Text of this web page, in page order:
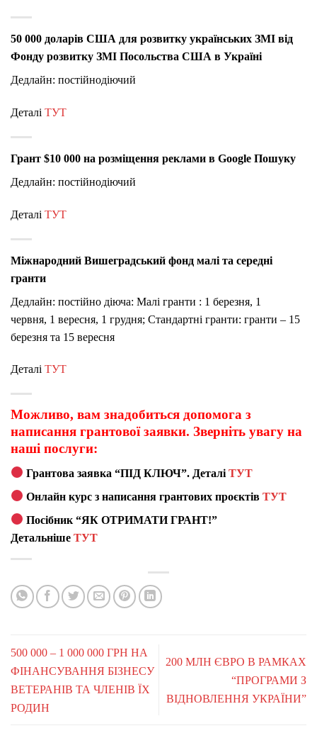
50 000 доларів США для розвитку українських ЗМІ від
Фонду розвитку ЗМІ Посольства США в Україні
Дедлайн: постійнодіючий
Деталі ТУТ
Грант $10 000 на розміщення реклами в Google Пошуку
Дедлайн: постійнодіючий
Деталі ТУТ
Міжнародний Вишеградський фонд малі та середні
гранти
Дедлайн: постійно діюча: Малі гранти : 1 березня, 1
червня, 1 вересня, 1 грудня; Стандартні гранти: гранти – 15
березня та 15 вересня
Деталі ТУТ
Можливо, вам знадобиться допомога з
написання грантової заявки. Зверніть увагу на
наші послуги:
Грантова заявка “ПІД КЛЮЧ”. ДеталіТУТ
Онлайн курс з написання грантових проєктівТУТ
Посібник “ЯК ОТРИМАТИ ГРАНТ!”
Детальніше ТУТ
500 000 – 1 000 000 ГРН НА
ФІНАНСУВАННЯ БІЗНЕСУ
ВЕТЕРАНІВ ТА ЧЛЕНІВ ЇХ
РОДИН
200 МЛН ЄВРО В РАМКАХ
“ПРОГРАМИ З
ВІДНОВЛЕННЯ УКРАЇНИ”